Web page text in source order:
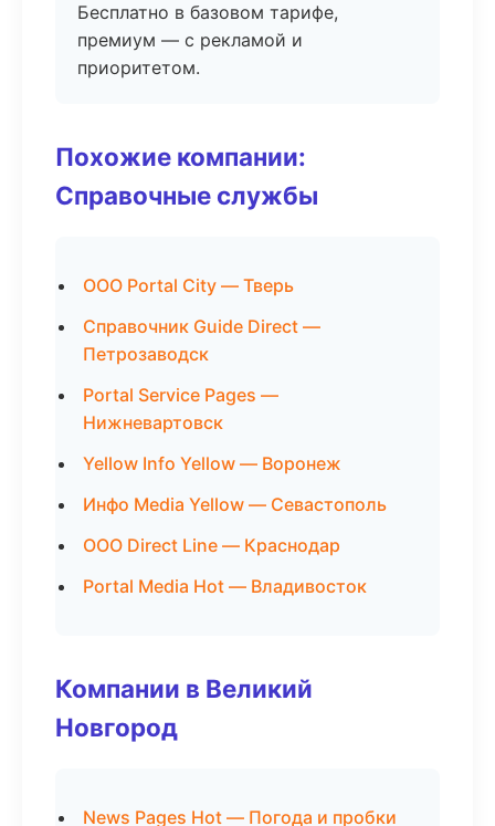
Бесплатно в базовом тарифе,
премиум — с рекламой и
приоритетом.
Похожие компании:
Справочные службы
ООО Portal City — Тверь
Справочник Guide Direct —
Петрозаводск
Portal Service Pages —
Нижневартовск
Yellow Info Yellow — Воронеж
Инфо Media Yellow — Севастополь
ООО Direct Line — Краснодар
Portal Media Hot — Владивосток
Компании в Великий
Новгород
News Pages Hot — Погода и пробки